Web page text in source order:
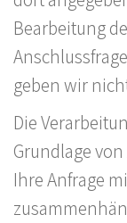
Bearbeitung
geben wir
Die
Grundlage von
Ihre Anfrage